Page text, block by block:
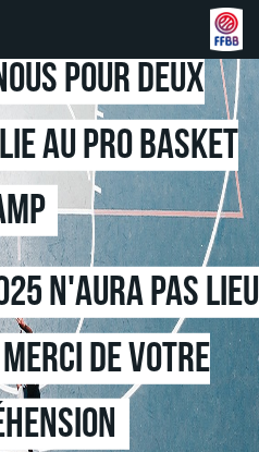
pour deux
au pro basket
n'aura pas lieu
de votre